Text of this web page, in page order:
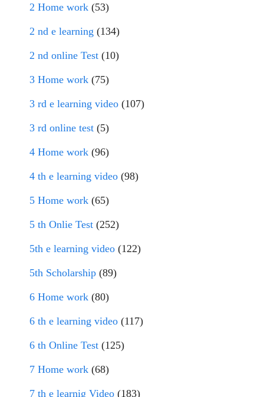
2 Home work (53)
2 nd e learning (134)
2 nd online Test (10)
3 Home work (75)
3 rd e learning video (107)
3 rd online test (5)
4 Home work (96)
4 th e learning video (98)
5 Home work (65)
5 th Onlie Test (252)
5th e learning video (122)
5th Scholarship (89)
6 Home work (80)
6 th e learning video (117)
6 th Online Test (125)
7 Home work (68)
7 th e learnig Video (183)